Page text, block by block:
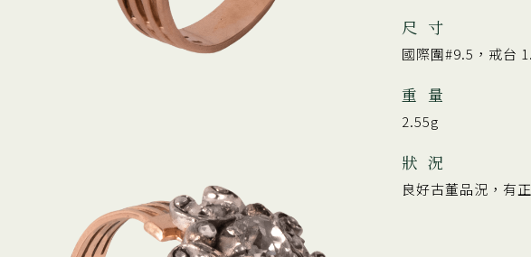
尺 寸
國際圍#9.5，戒台
重 量
2.55g
狀 況
良好古董品況，有